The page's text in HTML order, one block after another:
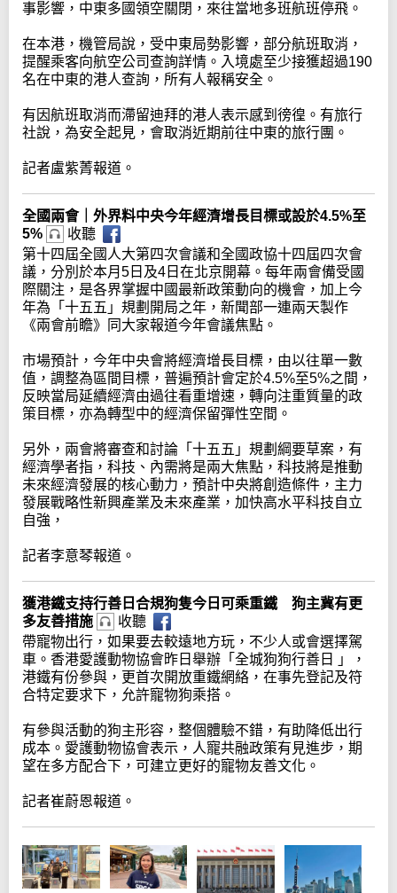
事影響，中東多國領空關閉，來往當地多班航班停飛。
在本港，機管局說，受中東局勢影響，部分航班取消，
提醒乘客向航空公司查詢詳情。入境處至少接獲超過190
名在中東的港人查詢，所有人報稱安全。
有因航班取消而滯留迪拜的港人表示感到徬徨。有旅行
社說，為安全起見，會取消近期前往中東的旅行團。
記者盧紫菁報道。
全國兩會｜外界料中央今年經濟增長目標或設於4.5%至
5%
收聽
第十四屆全國人大第四次會議和全國政協十四屆四次會
議，分別於本月5日及4日在北京開幕。每年兩會備受國
際關注，是各界掌握中國最新政策動向的機會，加上今
年為「十五五」規劃開局之年，新聞部一連兩天製作
《兩會前瞻》同大家報道今年會議焦點。
市場預計，今年中央會將經濟增長目標，由以往單一數
值，調整為區間目標，普遍預計會定於4.5%至5%之間，
反映當局延續經濟由過往看重增速，轉向注重質量的政
策目標，亦為轉型中的經濟保留彈性空間。
另外，兩會將審查和討論「十五五」規劃綱要草案，有
經濟學者指，科技、內需將是兩大焦點，科技將是推動
未來經濟發展的核心動力，預計中央將創造條件，主力
發展戰略性新興產業及未來產業，加快高水平科技自立
自強，
記者李意琴報道。
獲港鐵支持行善日合規狗隻今日可乘重鐵 狗主冀有更
多友善措施
收聽
帶寵物出行，如果要去較遠地方玩，不少人或會選擇駕
車。香港愛護動物協會昨日舉辦「全城狗狗行善日 」，
港鐵有份參與，更首次開放重鐵網絡，在事先登記及符
合特定要求下，允許寵物狗乘搭。
有參與活動的狗主形容，整個體驗不錯，有助降低出行
成本。愛護動物協會表示，人寵共融政策有見進步，期
望在多方配合下，可建立更好的寵物友善文化。
記者崔蔚恩報道。